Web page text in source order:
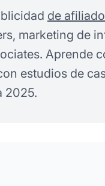
de
marketing de
Aprende
estudios de
2025.